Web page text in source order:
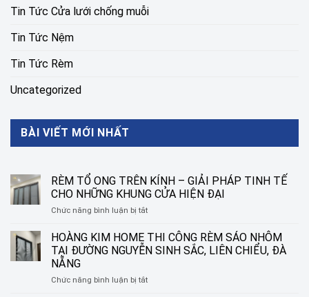
Tin Tức Cửa lưới chống muỗi
Tin Tức Nệm
Tin Tức Rèm
Uncategorized
BÀI VIẾT MỚI NHẤT
RÈM TỔ ONG TRÊN KÍNH – GIẢI PHÁP TINH TẾ
CHO NHỮNG KHUNG CỬA HIỆN ĐẠI
Chức năng bình luận bị tắtở
TỔ
ONG
TRÊN
–
HOÀNG KIM HOME THI CÔNG RÈM SÁO NHÔM
TẠI ĐƯỜNG NGUYỄN SINH SẮC, LIÊN CHIỂU, ĐÀ
NẴNG
Chức năng bình luận bị tắtở